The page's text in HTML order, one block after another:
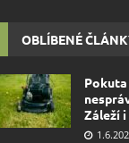
OBLÍBENÉ
Pokuta
Záleží